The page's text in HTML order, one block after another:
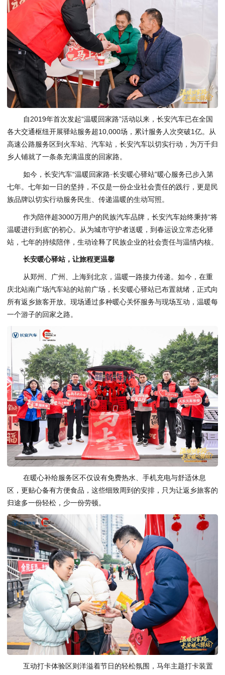
自2019年首次发起“温暖回家路”活动以来，长安汽车已在全国
各大交通枢纽开展驿站服务超10,000场，累计服务人次突破1亿。从
高速公路服务区到火车站、汽车站，长安汽车以切实行动，为万千归
乡人铺就了一条条充满温度的回家路。
如今，长安汽车“温暖回家路·长安暖心驿站”暖心服务已步入第
七年。七年如一日的坚持，不仅是一份企业社会责任的践行，更是民
族品牌以切实行动服务民生、传递温暖的生动写照。
作为陪伴超3000万用户的民族汽车品牌，长安汽车始终秉持“将
温暖进行到底”的初心。从为城市守护者送暖，到春运设立常态化驿
站，七年的持续陪伴，生动诠释了民族企业的社会责任与温情内核。
长安暖心驿站，让旅程更温馨
从郑州、广州、上海到北京，温暖一路接力传递。如今，在重
庆北站南广场汽车站的站前广场，长安暖心驿站已布置就绪，正式向
所有返乡旅客开放。现场通过多种暖心关怀服务与现场互动，温暖每
一个游子的回家之路。
在暖心补给服务区不仅设有免费热水、手机充电与舒适休息
区，更贴心备有方便食品，这些细致周到的安排，只为让返乡旅客的
归途多一份轻松，少一份劳顿。
互动打卡体验区则洋溢着节日的轻松氛围，马年主题打卡装置